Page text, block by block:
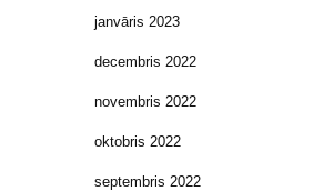
janvāris 2023
decembris 2022
novembris 2022
oktobris 2022
septembris 2022